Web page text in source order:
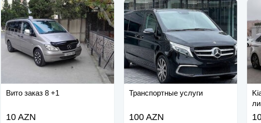
Вито заказ 8 +1
10 AZN
Транспортные услуги
100 AZN